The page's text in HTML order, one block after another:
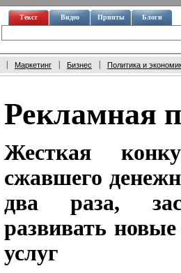
Текст Видео Принты Блоги
Маркетинг Бизнес Политика и
Рекламная
Жесткая
сжавшего
два раза,
развивать
услуг